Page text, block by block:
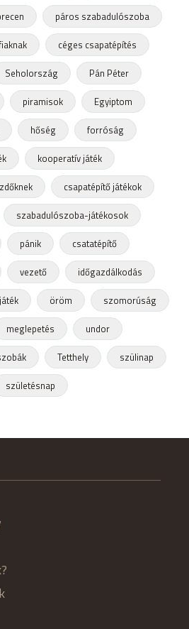
páros szabadulószoba
céges csapatépítés
Seholország
Pán Péter
piramisok
Egyiptom
hőség
forróság
kooperatív játék
csapatépítő játékok
szabadulószoba-játékosok
pánik
csatatépítő
vezető
időgazdálkodás
öröm
szomorúság
meglepetés
undor
Tetthely
szülinap
születésnap